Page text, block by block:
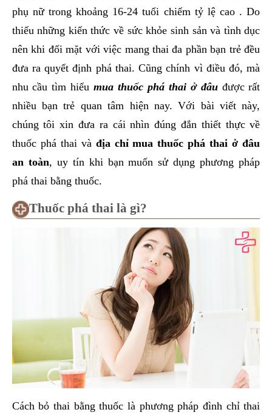
phụ nữ trong khoảng 16-24 tuổi chiếm tỷ lệ cao . Do
thiếu những kiến thức về sức khỏe sinh sản và tình dục
nên khi đối mặt với việc mang thai đa phần bạn trẻ đều
đưa ra quyết định phá thai. Cũng chính vì điều đó, mà
nhu cầu tìm hiểumua thuốc phá thai ở đâuđược rất
nhiều bạn trẻ quan tâm hiện nay. Với bài viết này,
chúng tôi xin đưa ra cái nhìn đúng đắn thiết thực về
thuốc phá thai và địa chỉ mua thuốc phá thai ở đâu
an toàn, uy tín khi bạn muốn sử dụng phương pháp
phá thai bằng thuốc.
Thuốc phá thai là gì?
Cách bỏ thai bằng thuốc là phương pháp đình chỉ thai